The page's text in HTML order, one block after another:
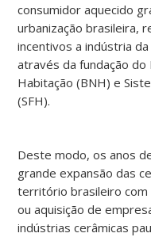
consumidor aquecido
urbanização brasileira,
incentivos a indústria
através da fundação do
Habitação (BNH) e
(SFH).
Deste modo, os anos
grande expansão das
território brasileiro com
ou aquisição de
indústrias cerâmicas